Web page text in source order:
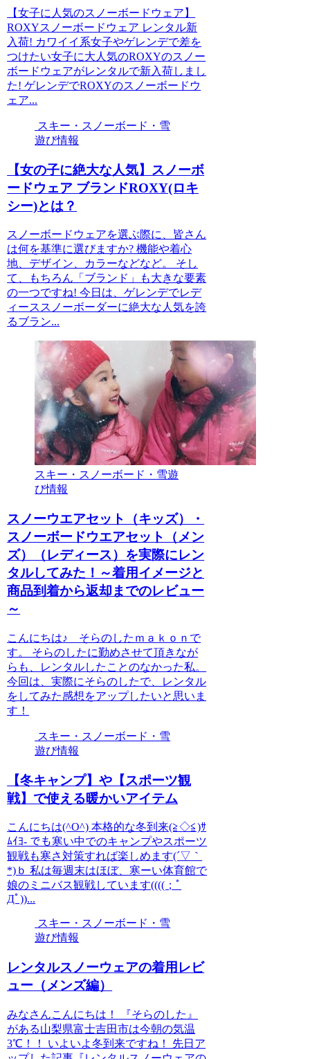
【女子に人気のスノーボードウェア】
ROXYスノーボードウェア レンタル新
入荷! カワイイ系女子やゲレンデで差を
つけたい女子に大人気のROXYのスノー
ボードウェアがレンタルで新入荷しまし
た! ゲレンデでROXYのスノーボードウ
ェア...
スキー・スノーボード・雪
遊び情報
【女の子に絶大な人気】スノーボ
ードウェア ブランドROXY(ロキ
シー)とは？
スノーボードウェアを選ぶ際に、皆さん
は何を基準に選びますか? 機能や着心
地、デザイン、カラーなどなど。 そし
て、もちろん「ブランド」も大きな要素
の一つですね! 今日は、ゲレンデでレデ
ィーススノーボーダーに絶大な人気を誇
るブラン...
スキー・スノーボード・雪遊
び情報
スノーウエアセット（キッズ）・
スノーボードウエアセット（メン
ズ）（レディース）を実際にレン
タルしてみた！～着用イメージと
商品到着から返却までのレビュー
～
こんにちは♪ そらのしたｍａｋｏｎで
す。 そらのしたに勤めさせて頂きなが
らも、レンタルしたことのなかった私。
今回は、実際にそらのしたで、レンタル
をしてみた感想をアップしたいと思いま
す！
スキー・スノーボード・雪
遊び情報
【冬キャンプ】や【スポーツ観
戦】で使える暖かいアイテム
こんにちは(^O^) 本格的な冬到来(≧◇≦)ｻ
ﾑｲﾖ- でも寒い中でのキャンプやスポーツ
観戦も寒さ対策すれば楽しめます(´▽｀
*)ｂ 私は毎週末はほぼ、寒ーい体育館で
娘のミニバス観戦しています((((；ﾟ
Дﾟ))...
スキー・スノーボード・雪
遊び情報
レンタルスノーウェアの着用レビ
ュー（メンズ編）
みなさんこんにちは！ 『そらのした』
がある山梨県富士吉田市は今朝の気温
3℃！！ いよいよ冬到来ですね！ 先日ア